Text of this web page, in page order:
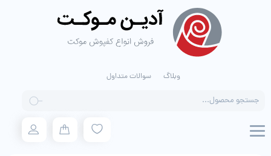
وبلاگ سوالات متداول
search